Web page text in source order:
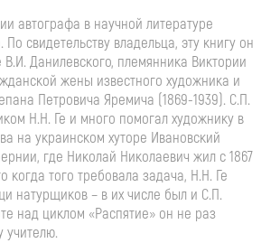
автографа в научной литературе
свидетельству владельца, эту книгу он
Данилевского, племянника Виктории
жены известного художника и
Петровича Яремича (1869-1939). С.П.
Н.Н. Ге и много помогал художнику в
на украинском хуторе Ивановский
где Николай Николаевич жил с 1867
когда того требовала задача, Н.Н. Ге
натурщиков – в их числе был и С.П.
над циклом «Распятие» он не раз
учителю.